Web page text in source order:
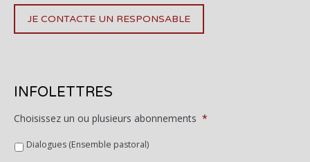
JE CONTACTE UN RESPONSABLE
INFOLETTRES
Choisissez un ou plusieurs abonnements *
Dialogues (Ensemble pastoral)